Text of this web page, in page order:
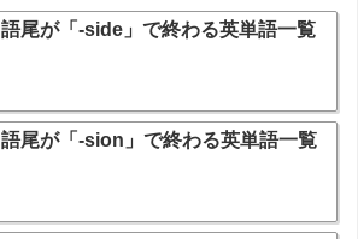
語尾が「-side」で終わる英単語一覧
語尾が「-sion」で終わる英単語一覧